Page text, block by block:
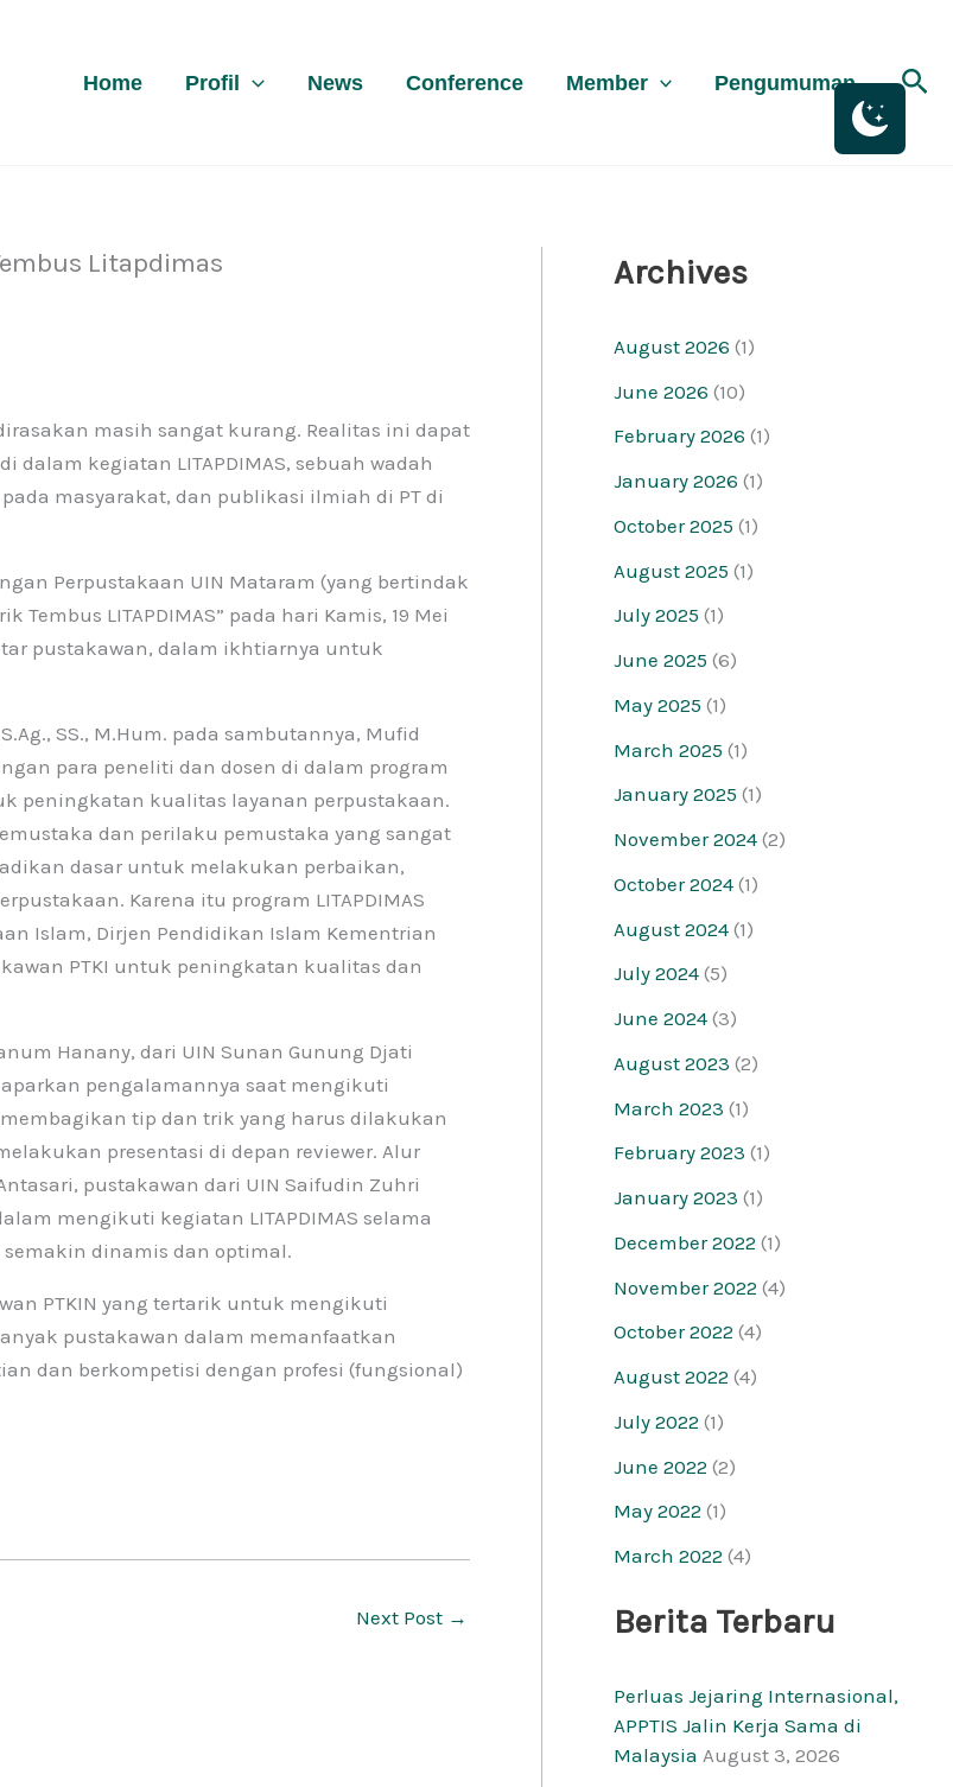
Home Profil News Conference Member Pengumuman
Litapdimas
masih sangat kurang. Realitas ini dapat
kegiatan LITAPDIMAS, sebuah wadah
masyarakat, dan publikasi ilmiah di PT di
Perpustakaan UIN Mataram (yang bertindak
Tembus LITAPDIMAS” pada hari Kamis, 19 Mei
pustakawan, dalam ikhtiarnya untuk
SS., M.Hum. pada sambutannya, Mufid
para peneliti dan dosen di dalam program
peningkatan kualitas layanan perpustakaan.
dan perilaku pemustaka yang sangat
dasar untuk melakukan perbaikan,
Karena itu program LITAPDIMAS
Islam, Dirjen Pendidikan Islam Kementrian
PTKI untuk peningkatan kualitas dan
Hanany, dari UIN Sunan Gunung Djati
pengalamannya saat mengikuti
membagikan tip dan trik yang harus dilakukan
presentasi di depan reviewer. Alur
pustakawan dari UIN Saifudin Zuhri
mengikuti kegiatan LITAPDIMAS selama
dinamis dan optimal.
PTKIN yang tertarik untuk mengikuti
pustakawan dalam memanfaatkan
dan berkompetisi dengan profesi (fungsional)
Next Post →
Archives
August 2026 (1)
June 2026 (10)
February 2026 (1)
January 2026 (1)
October 2025 (1)
August 2025 (1)
July 2025 (1)
June 2025 (6)
May 2025 (1)
March 2025 (1)
January 2025 (1)
November 2024 (2)
October 2024 (1)
August 2024 (1)
July 2024 (5)
June 2024 (3)
August 2023 (2)
March 2023 (1)
February 2023 (1)
January 2023 (1)
December 2022 (1)
November 2022 (4)
October 2022 (4)
August 2022 (4)
July 2022 (1)
June 2022 (2)
May 2022 (1)
March 2022 (4)
Berita Terbaru
Perluas Jejaring Internasional,
APPTIS Jalin Kerja Sama di
Malaysia August 3, 2026